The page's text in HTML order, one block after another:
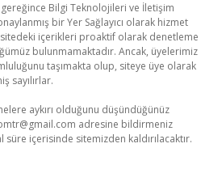
gereğince Bilgi Teknolojileri ve İletişim
bir Yer Sağlayıcı olarak hizmet
içerikleri proaktif olarak denetleme
bulunmamaktadır. Ancak, üyelerimiz
taşımakta olup, siteye üye olarak
sayılırlar.
aykırı olduğunu düşündüğünüz
adresine bildirmeniz
içerisinde sitemizden kaldırılacaktır.